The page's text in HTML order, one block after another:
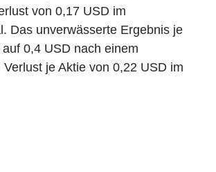
von 0,17 USD im
Das unverwässerte Ergebnis je
0,4 USD nach einem
je Aktie von 0,22 USD im